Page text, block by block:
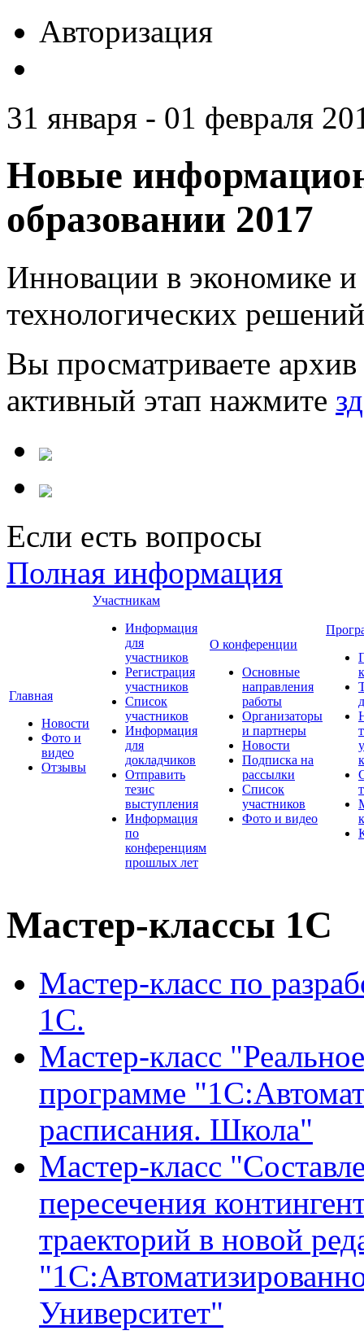
Авторизация
31 января - 01 февраля
Новые
образовании 2017
Инновации в экономике и
технологических
Вы просматриваете
активный этап нажмите
Если есть вопросы
Полная информация
Главная
Новости
Фото и
видео
Отзывы
Участникам
Информация
для
участников
Регистрация
участников
Список
участников
Информация
для
докладчиков
Отправить
тезис
выступления
Информация
по
конференциям
прошлых лет
О конференции
Основные
направления
работы
Организаторы
и партнеры
Новости
Подписка на
рассылки
Список
участников
Фото и видео
Мастер-классы 1С
Мастер-класс по
1С.
Мастер-класс
программе
расписания. Школа"
Мастер-класс
пересечения
траекторий в новой
Университет"